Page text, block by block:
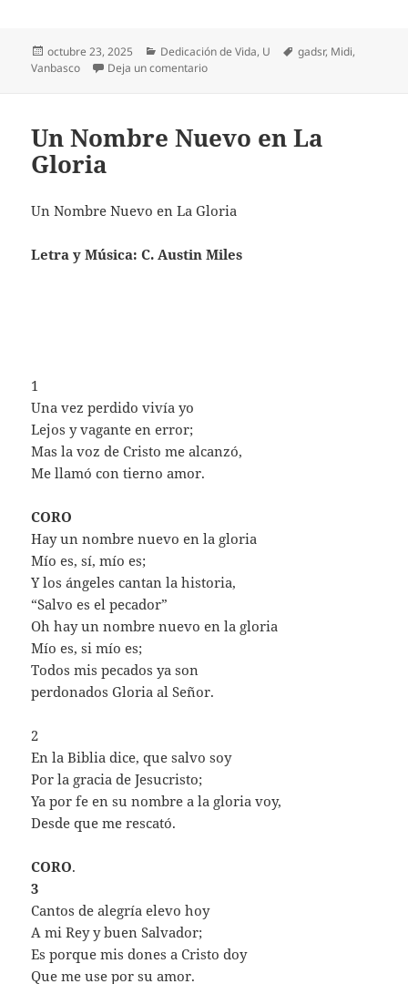
Publicado
el
octubre 23, 2025 Categorías
Dedicación de Vida, U Etiquetas
gadsr, Midi,
Vanbasco
Deja un comentarioen Usa Mi Vida
Un Nombre Nuevo en La
Gloria
Un Nombre Nuevo en La Gloria
Letra y Música: C. Austin Miles
1
Una vez perdido vivía yo
Lejos y vagante en error;
Mas la voz de Cristo me alcanzó,
Me llamó con tierno amor.
CORO
Hay un nombre nuevo en la gloria
Mío es, sí, mío es;
Y los ángeles cantan la historia,
“Salvo es el pecador”
Oh hay un nombre nuevo en la gloria
Mío es, si mío es;
Todos mis pecados ya son
perdonados Gloria al Señor.
2
En la Biblia dice, que salvo soy
Por la gracia de Jesucristo;
Ya por fe en su nombre a la gloria voy,
Desde que me rescató.
CORO.
3
Cantos de alegría elevo hoy
A mi Rey y buen Salvador;
Es porque mis dones a Cristo doy
Que me use por su amor.